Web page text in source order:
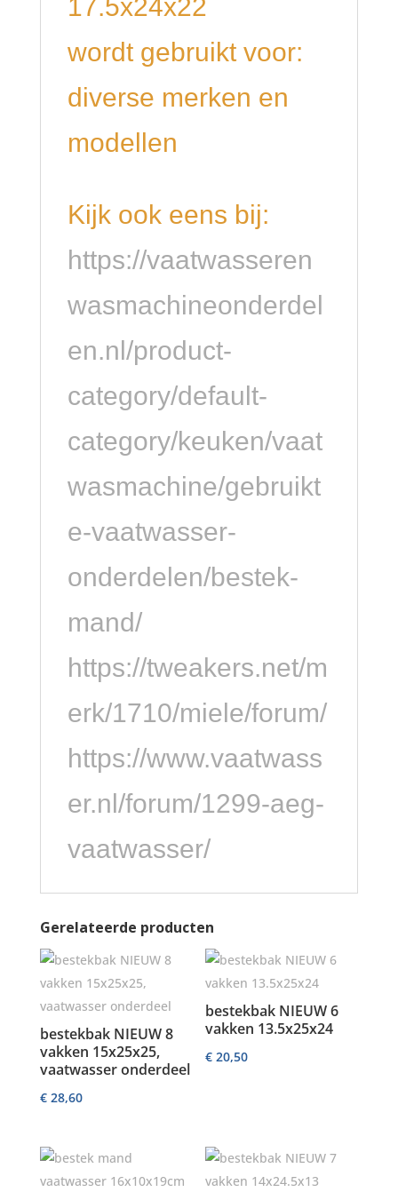
17.5x24x22
wordt gebruikt voor:
diverse merken en
modellen
Kijk ook eens bij:
https://vaatwasseren
wasmachineonderdel
en.nl/product-
category/default-
category/keuken/vaat
wasmachine/gebruikt
e-vaatwasser-
onderdelen/bestek-
mand/
https://tweakers.net/m
erk/1710/miele/forum/
https://www.vaatwass
er.nl/forum/1299-aeg-
vaatwasser/
Gerelateerde producten
bestekbak NIEUW 8
vakken 15x25x25,
vaatwasser onderdeel
€28,60
bestekbak NIEUW 6
vakken 13.5x25x24
€ 20,50